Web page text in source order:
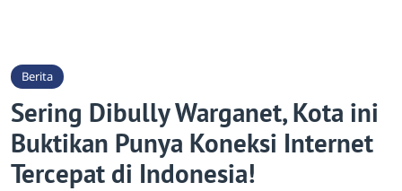
Berita
Sering Dibully Warganet, Kota ini
Buktikan Punya Koneksi Internet
Tercepat di Indonesia!